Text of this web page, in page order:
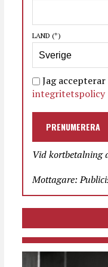
LAND (*)
Jag accepterar
integritetspolicy
PRENUMERERA
Vid kortbetalning
Mottagare: